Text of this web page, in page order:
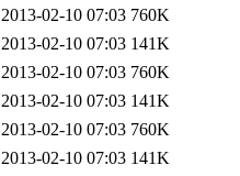
2013-02-10 07:03 760K
2013-02-10 07:03 141K
2013-02-10 07:03 760K
2013-02-10 07:03 141K
2013-02-10 07:03 760K
2013-02-10 07:03 141K